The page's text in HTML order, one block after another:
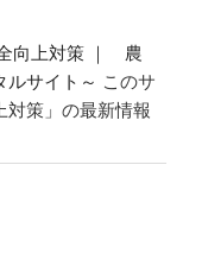
向上対策 ｜ 農
サイト～ このサ
対策」の最新情報